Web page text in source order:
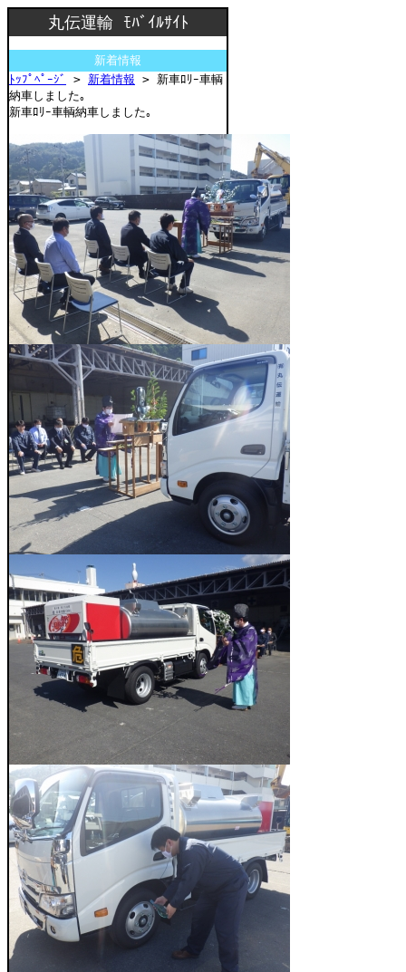
丸伝運輸 ﾓﾊﾞｲﾙｻｲﾄ
新着情報
ﾄｯﾌﾟﾍﾟｰｼﾞ
> 新着情報 > 新車ﾛﾘｰ車輌
納車しました｡
新車ﾛﾘｰ車輌納車しました｡